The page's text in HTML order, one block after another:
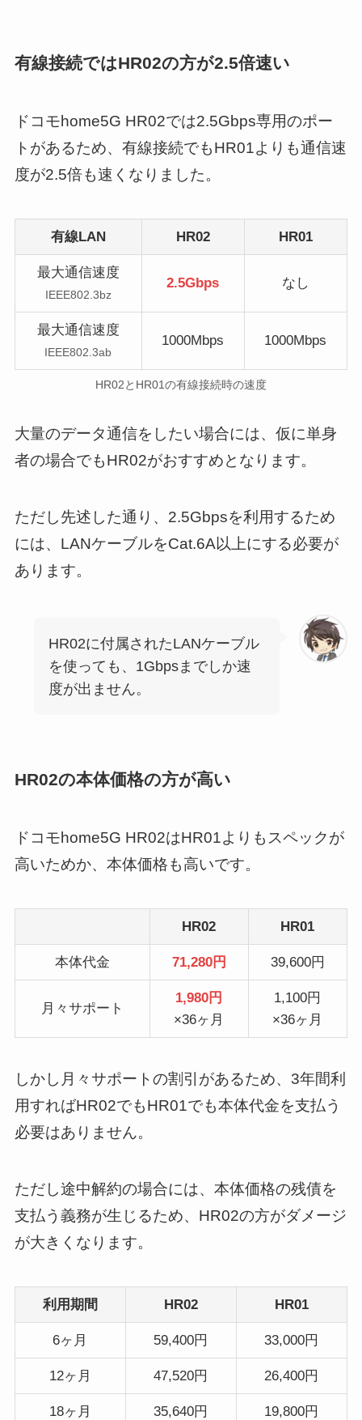
有線接続ではHR02の方が2.5倍速い
ドコモhome5G HR02では2.5Gbps専用のポー
トがあるため、有線接続でもHR01よりも通信速
度が2.5倍も速くなりました。
有線LAN HR02 HR01
最大通信速度
IEEE802.3bz
2.5Gbps なし
最大通信速度
IEEE802.3ab
1000Mbps 1000Mbps
HR02とHR01の有線接続時の速度
大量のデータ通信をしたい場合には、仮に単身
者の場合でもHR02がおすすめとなります。
ただし先述した通り、2.5Gbpsを利用するため
には、LANケーブルをCat.6A以上にする必要が
あります。
HR02に付属されたLANケーブル
を使っても、1Gbpsまでしか速
度が出ません。
HR02の本体価格の方が高い
ドコモhome5G HR02はHR01よりもスペックが
高いためか、本体価格も高いです。
HR02 HR01
本体代金 71,280円 39,600円
月々サポート
1,980円
×36ヶ月
1,100円
×36ヶ月
しかし月々サポートの割引があるため、3年間利
用すればHR02でもHR01でも本体代金を支払う
必要はありません。
ただし途中解約の場合には、本体価格の残債を
支払う義務が生じるため、HR02の方がダメージ
が大きくなります。
利用期間 HR02 HR01
6ヶ月 59,400円 33,000円
12ヶ月 47,520円 26,400円
18ヶ月 35,640円 19,800円